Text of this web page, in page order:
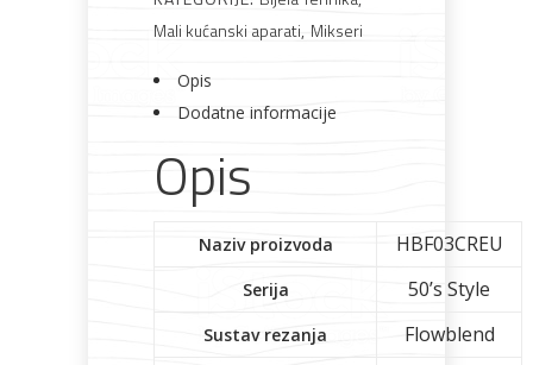
Mali kućanski aparati, Mikseri
Opis
Dodatne informacije
Opis
Naziv proizvoda HBF03CREU
Serija 50’s Style
Sustav rezanja Flowblend